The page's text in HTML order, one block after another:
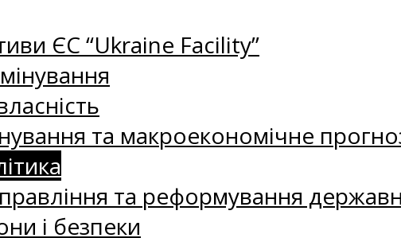
ЄС “Ukraine Facility”
та макроекономічне
та реформування
і безпеки